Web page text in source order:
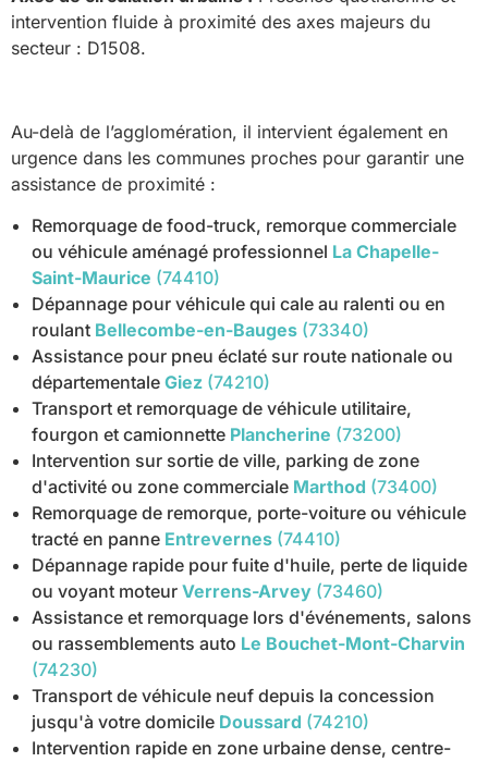
intervention fluide à proximité des axes majeurs du
secteur : D1508.
Au-delà de l’agglomération, il intervient également en
urgence dans les communes proches pour garantir une
assistance de proximité :
Remorquage de food-truck, remorque commerciale
ou véhicule aménagé professionnel La Chapelle-
Saint-Maurice (74410)
Dépannage pour véhicule qui cale au ralenti ou en
roulant Bellecombe-en-Bauges (73340)
Assistance pour pneu éclaté sur route nationale ou
départementale Giez (74210)
Transport et remorquage de véhicule utilitaire,
fourgon et camionnette Plancherine (73200)
Intervention sur sortie de ville, parking de zone
d'activité ou zone commerciale Marthod (73400)
Remorquage de remorque, porte-voiture ou véhicule
tracté en panne Entrevernes (74410)
Dépannage rapide pour fuite d'huile, perte de liquide
ou voyant moteur Verrens-Arvey (73460)
Assistance et remorquage lors d'événements, salons
ou rassemblements auto Le Bouchet-Mont-Charvin
(74230)
Transport de véhicule neuf depuis la concession
jusqu'à votre domicile Doussard (74210)
Intervention rapide en zone urbaine dense, centre-